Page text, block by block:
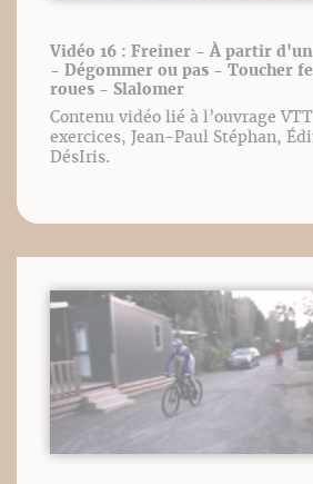
Vidéo 16 : Freiner - À partir
- Dégommer ou pas - Toucher
roues - Slalomer
Contenu vidéo lié à l’ouvrage VTT
exercices, Jean-Paul Stéphan,
DésIris.